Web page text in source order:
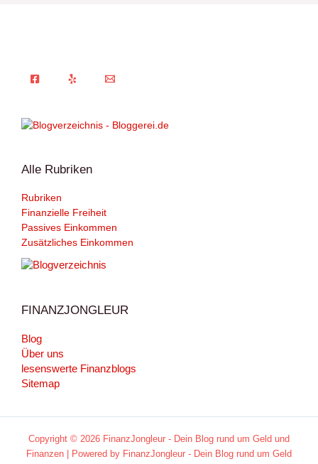
Alle Rubriken
Rubriken
Finanzielle Freiheit
Passives Einkommen
Zusätzliches Einkommen
FINANZJONGLEUR
Blog
Über uns
lesenswerte Finanzblogs
Sitemap
Copyright © 2026 FinanzJongleur - Dein Blog rund um Geld und
Finanzen | Powered by FinanzJongleur - Dein Blog rund um Geld